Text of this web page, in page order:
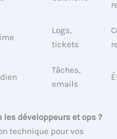
Logs,
tickets
Tâches,
emails
les développeurs et ops ?
technique pour vos